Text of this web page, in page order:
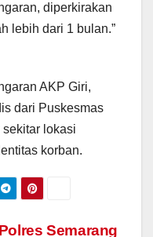
diperkirakan
lebih dari 1 bulan.”
AKP Giri,
dari Puskesmas
lokasi
korban.
Polres Semarang